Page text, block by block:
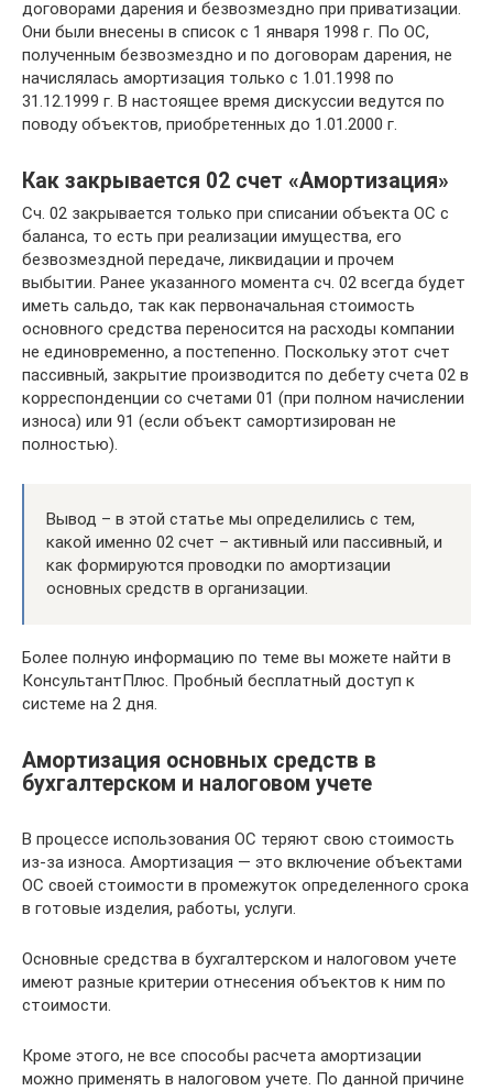
договорами дарения и безвозмездно при приватизации.
Они были внесены в список с 1 января 1998 г. По ОС,
полученным безвозмездно и по договорам дарения, не
начислялась амортизация только с 1.01.1998 по
31.12.1999 г. В настоящее время дискуссии ведутся по
поводу объектов, приобретенных до 1.01.2000 г.
Как закрывается 02 счет «Амортизация»
Сч. 02 закрывается только при списании объекта ОС с
баланса, то есть при реализации имущества, его
безвозмездной передаче, ликвидации и прочем
выбытии. Ранее указанного момента сч. 02 всегда будет
иметь сальдо, так как первоначальная стоимость
основного средства переносится на расходы компании
не единовременно, а постепенно. Поскольку этот счет
пассивный, закрытие производится по дебету счета 02 в
корреспонденции со счетами 01 (при полном начислении
износа) или 91 (если объект самортизирован не
полностью).
Вывод – в этой статье мы определились с тем,
какой именно 02 счет – активный или пассивный, и
как формируются проводки по амортизации
основных средств в организации.
Более полную информацию по теме вы можете найти в
КонсультантПлюс. Пробный бесплатный доступ к
системе на 2 дня.
Амортизация основных средств в
бухгалтерском и налоговом учете
В процессе использования ОС теряют свою стоимость
из-за износа. Амортизация — это включение объектами
ОС своей стоимости в промежуток определенного срока
в готовые изделия, работы, услуги.
Основные средства в бухгалтерском и налоговом учете
имеют разные критерии отнесения объектов к ним по
стоимости.
Кроме этого, не все способы расчета амортизации
можно применять в налоговом учете. По данной причине